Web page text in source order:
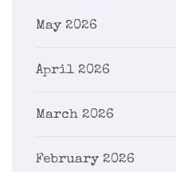
May 2026
April 2026
March 2026
February 2026